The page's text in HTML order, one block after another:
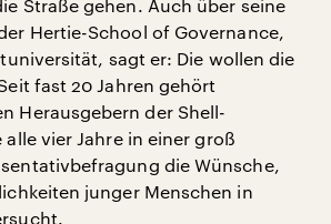
Straße gehen. Auch über seine
Hertie-School of Governance,
sagt er: Die wollen die
fast 20 Jahren gehört
Herausgebern der Shell-
vier Jahre in einer groß
die Wünsche,
junger Menschen in